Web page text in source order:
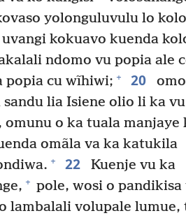
yolonguluvulu lo
kokuavo kuenda
ndomo vu popia ale
popia cu wĩhiwi; + 20
omo
lia Isiene olio li ka vu
omunu o ka tuala manjaye
omãla va ka katukila
+ 22
Kuenje vu ka
+ pole, wosi o pandikisa
lambalali volupale